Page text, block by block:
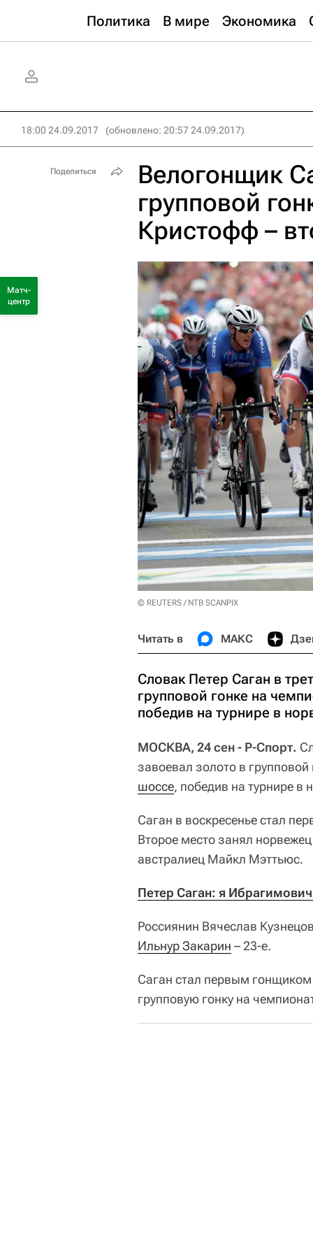
Политика В мире Экономика
18:00 24.09.2017 (обновлено: 20:57 24.09.2017)
Велогонщик
групповой
Кристофф –
© REUTERS / NTB SCANPIX
Читать в МАКС
Словак Петер Саган в
групповой гонке на
победив на турнире в
МОСКВА, 24 сен - Р-Спорт.
завоевал золото в групповой
шоссе, победив на турнире в
Саган в воскресенье стал
Второе место занял
австралиец Майкл Мэттьюс.
Петер Саган: я
Россиянин Вячеслав
Ильнур Закарин – 23-е.
Саган стал первым
групповую гонку на
Поделиться
Матч-
центр